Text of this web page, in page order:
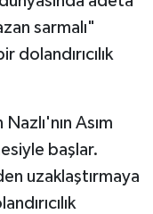
sarmalı"
dolandırıcılık
Asım
başlar.
uzaklaştırmaya